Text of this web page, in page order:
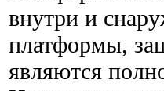
внутри и
платформы,
являются